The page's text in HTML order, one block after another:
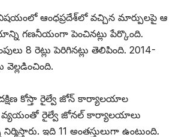
విషయంలో ఆంధప్రదేశ్‌లో వచ్చిన మార్పులపై ఆ
గణనీయంగా పెంచినట్లు పేర్కొంది.
8 రెట్లు పెరిగినట్లు తెలిపింది. 2014-
వెల్లడించింది.
కోస్తా రైల్వే జోన్‌ ‌కార్యాలయాల
వ్యయంతో రైల్వే జోనల్‌ ‌కార్యాలయాలు
ఇది 11 అంతస్తులుగా ఉంటుంది.